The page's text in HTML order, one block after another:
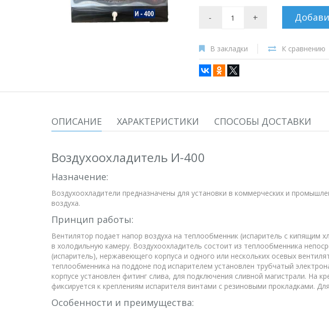
- +
В закладки К сравнению
ОПИСАНИЕ ХАРАКТЕРИСТИКИ СПОСОБЫ ДОСТАВКИ
Воздухоохладитель И-400
Назначение:
Воздухоохладители предназначены для установки в коммерческих и
воздуха.
Принцип работы:
Вентилятор подает напор воздуха на теплообменник (испаритель с
в холодильную камеру. Воздухоохладитель состоит из теплообменника
(испаритель), нержавеющего корпуса и одного или нескольких осевых
теплообменника на поддоне под испарителем установлен трубчатый
корпусе установлен фитинг слива, для подключения сливной магистрали. На
фиксируется к креплениям испарителя винтами с резиновыми прокладками.
Особенности и преимущества: